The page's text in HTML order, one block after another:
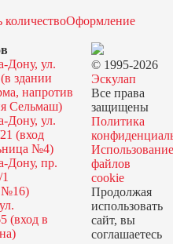
Оформление
Дону, ул.
здании
напротив
Сельмаш)
Дону, ул.
(вход
№4)
Дону, пр.
№16)
(вход в
© 1995-2026
Эскулап
Все права
защищены
Политика
Использование
файлов
cookie
Продолжая
использовать
сайт, вы
соглашаетесь